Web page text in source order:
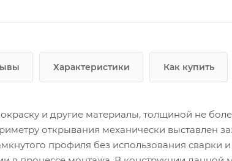
Характеристики Как купить
и другие материалы, толщиной не
открывания механически выставлен
профиля без использования сварки